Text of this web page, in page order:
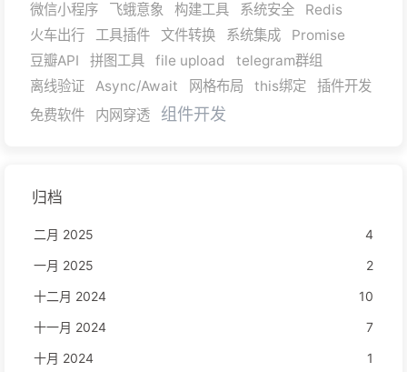
微信小程序
飞蛾意象 构建工具 系统安全
Redis
火车出行
工具插件 文件转换 系统集成
Promise
豆瓣API
拼图工具 file upload
telegram群组
离线验证
Async/Await 网格布局 this绑定
插件开发
免费软件
内网穿透 组件开发
归档
二月 2025
4
一月 2025
2
十二月 2024
10
十一月 2024
7
十月 2024
1